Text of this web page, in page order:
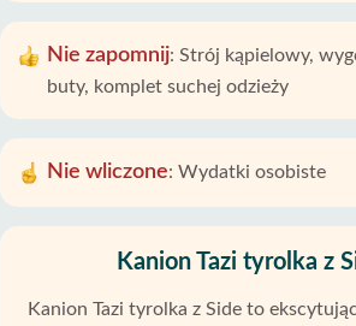
Nie zapomnij: Strój kąpielowy,
buty, komplet suchej odzieży
Nie wliczone: Wydatki osobiste
Kanion Tazi tyrolka z
Kanion Tazi tyrolka z Side to